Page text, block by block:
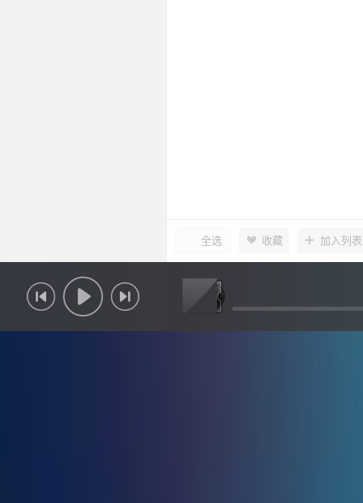
全选 收藏 加入列表